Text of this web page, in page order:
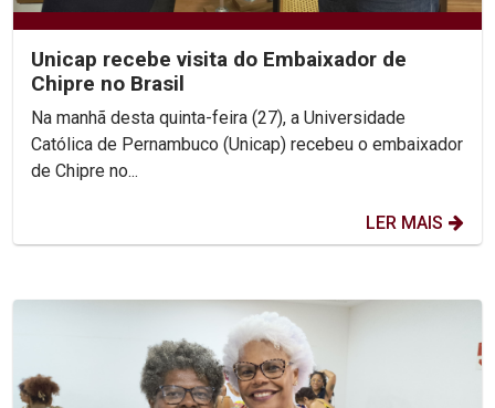
Unicap recebe visita do Embaixador de
Chipre no Brasil
Na manhã desta quinta-feira (27), a Universidade
Católica de Pernambuco (Unicap) recebeu o embaixador
de Chipre no...
LER MAIS